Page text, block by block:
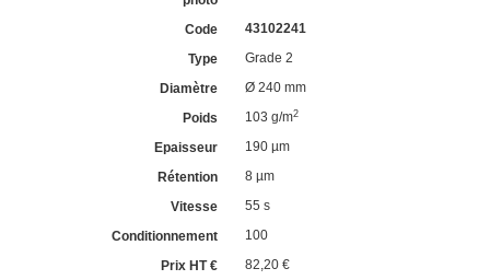
43102241
Grade 2
Ø 240 mm
103 g/m2
190 µm
8 µm
55 s
100
82,20 €